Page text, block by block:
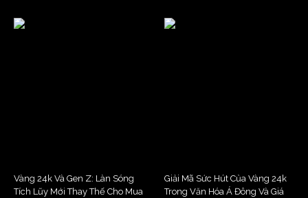
Vàng 24k Và Gen Z: Làn Sóng
Tích Lũy Mới Thay Thế Cho Mua
Giải Mã Sức Hút Của Vàng 24k
Trong Văn Hóa Á Đông Và Giá